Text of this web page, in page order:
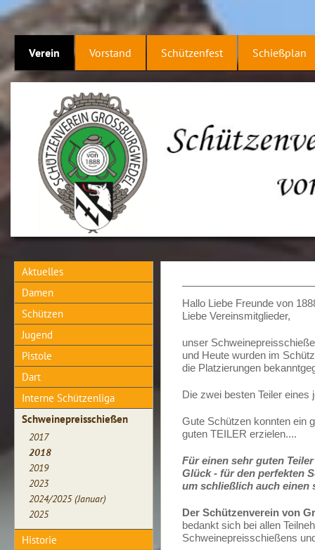
Verein Vorstand Schützenfest Schießplan
Aktuelles
Damen
Schützen
Jugend
Pistole
Dart
Interne Schützenliga
Schweinepreisschießen
2017
2018
2019
2023
2024/2025 (Januar)
2025
Historie
Hallo Liebe Freunde von
Liebe Vereinsmitglieder,
unser
und Heute wurden im
die Platzierungen
Die zwei besten Teiler eines
Gute Schützen konnten ein
guten TEILER erzielen....
Für einen sehr guten
Glück - für den perfekten
um schließlich auch einen
Der Schützenverein von
bedankt sich bei allen
Schweinepreisschießens